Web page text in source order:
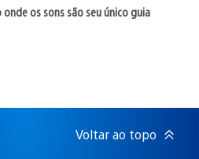
os sons são seu único guia
Voltar ao topo